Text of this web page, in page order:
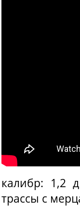
калибр: 1,2
трассы с